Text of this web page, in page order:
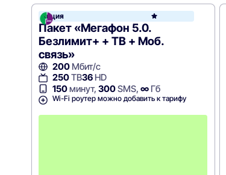
Акция
Пакет «Мегафон 5.0.
Безлимит+ + ТВ + Моб.
связь»
200Мбит/с
250ТВ36HD
150минут, 300SMS, ∞Гб
Wi-Fi роутер можно добавить к тарифу